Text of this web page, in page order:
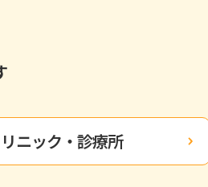
ニック・診療所